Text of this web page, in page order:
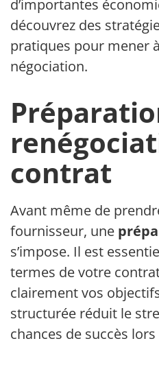
d’importantes
découvrez des
pratiques pour mener
négociation.
contrat
Avant même de
fournisseur, une
s’impose. Il est
termes de votre
clairement vos
structurée réduit le
chances de succès